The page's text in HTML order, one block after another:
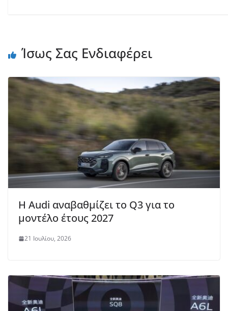
Ίσως Σας Ενδιαφέρει
Η Audi αναβαθμίζει το Q3 για το
μοντέλο έτους 2027
21 Ιουλίου, 2026